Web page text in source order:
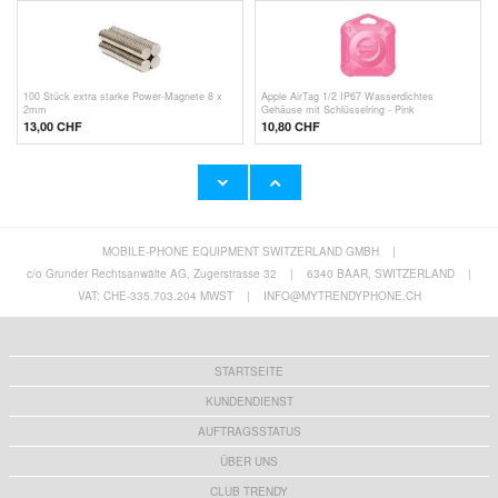
100 Stück extra starke Power-Magnete 8 x
2mm
13,00 CHF
Apple AirTag 1/2 IP67 Wasserdichtes
Gehäuse mit Schlüsselring - Pink
10,80 CHF
Apple AirTag 1/2 IP67 Wasserdichtes
Gehäuse mit Schlüsselring - Dunkelgrün
Apple AirTag 1/2 IP67 Wasserdichtes
Gehäuse mit Schlüsselring - Dunkelblau
10,80 CHF
MOBILE-PHONE EQUIPMENT SWITZERLAND GMBH
|
c/o Grunder Rechtsanwälte AG, Zugerstrasse 32
| 6340 BAAR, SWITZERLAND
|
VAT: CHE-335.703.204 MWST
| INFO@MYTRENDYPHONE.CH
STARTSEITE
KUNDENDIENST
AUFTRAGSSTATUS
ÜBER UNS
CLUB TRENDY